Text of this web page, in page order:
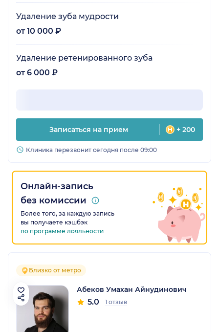
Удаление зуба мудрости
от 10 000 ₽
Удаление ретенированного зуба
от 6 000 ₽
Записаться на прием + 200
Клиника перезвонит сегодня после 09:00
Онлайн-запись
без комиссии
Более того, за каждую запись
вы получаете кэшбэк
по программе лояльности
Близко от метро
Абеков Умахан Айнудинович
5.0 1 отзыв